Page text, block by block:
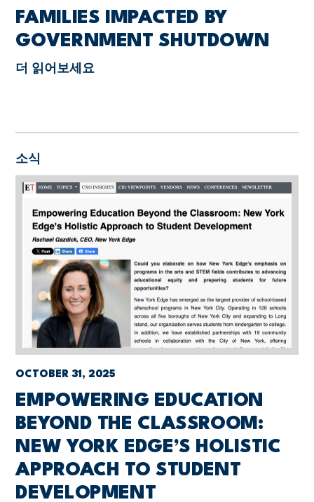
FAMILIES IMPACTED BY
GOVERNMENT SHUTDOWN
더 읽어보세요
소식
OCTOBER 31, 2025
EMPOWERING EDUCATION
BEYOND THE CLASSROOM:
NEW YORK EDGE’S HOLISTIC
APPROACH TO STUDENT
DEVELOPMENT